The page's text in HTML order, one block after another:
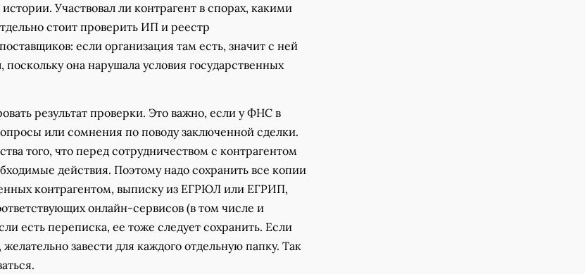
Участвовал ли контрагент в спорах, какими
стоит проверить ИП и реестр
если организация там есть, значит с ней
она нарушала условия государственных
результат проверки. Это важно, если у ФНС в
или сомнения по поводу заключенной сделки.
того, что перед сотрудничеством с контрагентом
действия. Поэтому надо сохранить все копии
контрагентом, выписку из ЕГРЮЛ или ЕГРИП,
онлайн-сервисов (в том числе и
есть переписка, ее тоже следует сохранить. Если
завести для каждого отдельную папку. Так